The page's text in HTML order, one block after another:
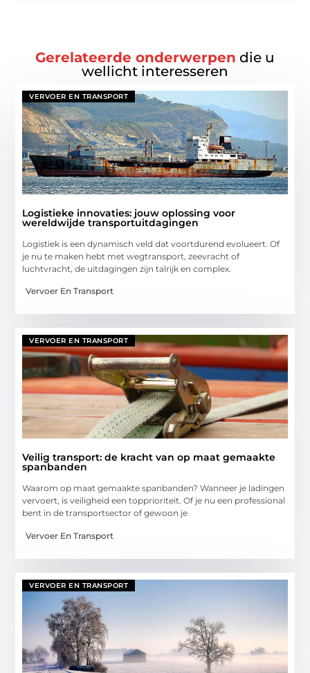
Gerelateerde onderwerpen die u
wellicht interesseren
VERVOER EN TRANSPORT
Logistieke innovaties: jouw oplossing voor
wereldwijde transportuitdagingen
Logistiek is een dynamisch veld dat voortdurend evolueert. Of
je nu te maken hebt met wegtransport, zeevracht of
luchtvracht, de uitdagingen zijn talrijk en complex.
Vervoer En Transport
VERVOER EN TRANSPORT
Veilig transport: de kracht van op maat gemaakte
spanbanden
Waarom op maat gemaakte spanbanden? Wanneer je ladingen
vervoert, is veiligheid een topprioriteit. Of je nu een professional
bent in de transportsector of gewoon je
Vervoer En Transport
VERVOER EN TRANSPORT